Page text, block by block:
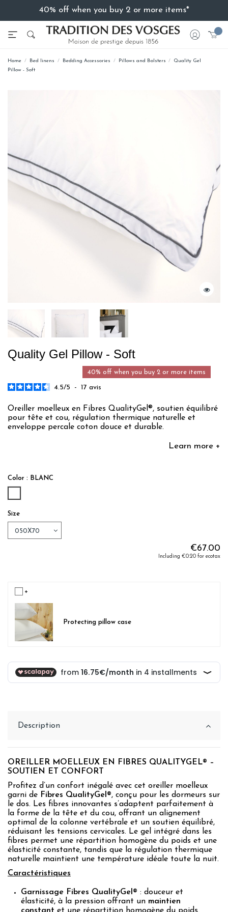
40% off when you buy 2 or more items*
Home Bed linens Bedding Accessories Pillows and Bolsters
Quality Gel
Pillow - Soft
Quality Gel Pillow - Soft
40% off when you buy 2 or more items
4.5/5 - 17 avis
Oreiller moelleux en Fibres QualityGel®, soutien équilibré
pour tête et cou, régulation thermique naturelle et
enveloppe percale coton douce et durable.
Learn more +
Color : BLANC
Size
€67.00
Including €0.20 for ecotax
+
Protecting pillow case
Description
OREILLER MOELLEUX EN FIBRES QUALITYGEL® –
SOUTIEN ET CONFORT
Profitez d’un confort inégalé avec cet oreiller moelleux
garni de Fibres QualityGel®, conçu pour les dormeurs sur
le dos. Les fibres innovantes s’adaptent parfaitement à
la forme de la tête et du cou, offrant un alignement
optimal de la colonne vertébrale et un soutien équilibré,
réduisant les tensions cervicales. Le gel intégré dans les
fibres permet une répartition homogène du poids et une
élasticité constante, tandis que la régulation thermique
naturelle maintient une température idéale toute la nuit.
Caractéristiques
Garnissage Fibres QualityGel® : douceur et
élasticité, à la pression offrant un maintien
constant et une répartition homogène du poids.